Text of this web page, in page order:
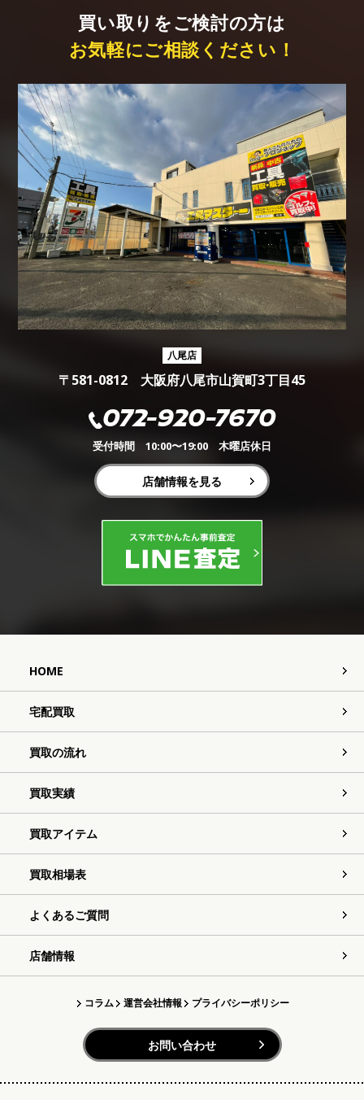
買い取りをご検討の方は
お気軽にご相談ください！
八尾店
〒581-0812 大阪府八尾市山賀町3丁目45
072-920-7670
受付時間 10:00〜19:00 木曜店休日
店舗情報を見る
HOME
宅配買取
買取の流れ
買取実績
買取アイテム
買取相場表
よくあるご質問
店舗情報
コラム 運営会社情報 プライバシーポリシー
お問い合わせ